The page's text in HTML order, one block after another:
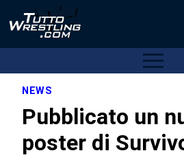
NEWS
Pubblicato un
poster di